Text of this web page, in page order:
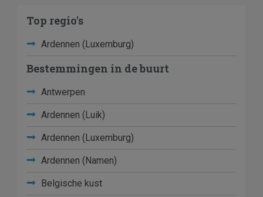
Top regio's
Ardennen (Luxemburg)
Bestemmingen in de buurt
Antwerpen
Ardennen (Luik)
Ardennen (Luxemburg)
Ardennen (Namen)
Belgische kust